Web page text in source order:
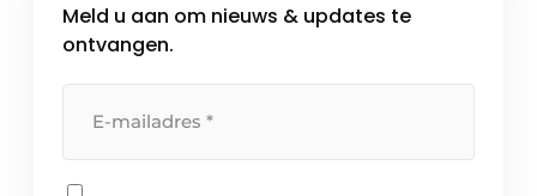
Meld u aan om nieuws & updates te
ontvangen.